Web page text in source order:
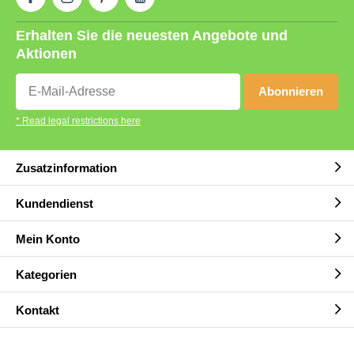
Erhalten Sie die neuesten Angebote und
Aktionen
Abonnieren
* Read legal restrictions here
Zusatzinformation
Kundendienst
Mein Konto
Kategorien
Kontakt